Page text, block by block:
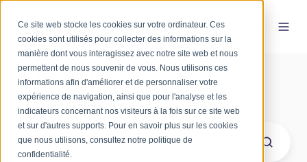
Ce site web stocke les cookies sur votre ordinateur. Ces
cookies sont utilisés pour collecter des informations sur la
manière dont vous interagissez avec notre site web et nous
permettent de nous souvenir de vous. Nous utilisons ces
informations afin d'améliorer et de personnaliser votre
expérience de navigation, ainsi que pour l'analyse et les
indicateurs concernant nos visiteurs à la fois sur ce site web
et sur d'autres supports. Pour en savoir plus sur les cookies
que nous utilisons, consultez notre politique de
confidentialité.
FR-FR
Bienvenue sur le blog
d'Axomove